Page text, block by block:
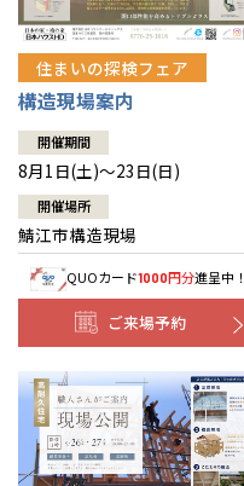
住まいの探検フェア
構造現場案内
開催期間
8月1日(土)～23日(日)
開催場所
鯖江市構造現場
QUOカード1000円分進呈中！
ご来場予約